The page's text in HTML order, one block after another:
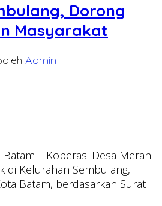
Dorong
Masyarakat
oleh Admin
Batam – Koperasi Desa Merah
di Kelurahan Sembulang,
Batam, berdasarkan Surat